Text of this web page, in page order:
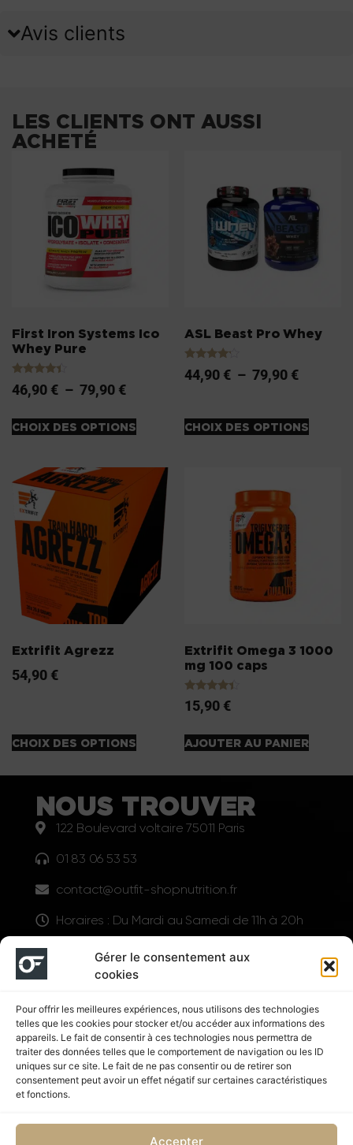
Gérer le consentement aux
cookies
Pour offrir les meilleures expériences, nous utilisons des technologies
telles que les cookies pour stocker et/ou accéder aux informations des
appareils. Le fait de consentir à ces technologies nous permettra de
traiter des données telles que le comportement de navigation ou les ID
uniques sur ce site. Le fait de ne pas consentir ou de retirer son
consentement peut avoir un effet négatif sur certaines caractéristiques
et fonctions.
Accepter
Avis clients
LES CLIENTS ONT AUSSI
ACHETÉ
First Iron Systems Ico
Whey Pure
Note
4.20
46,90 € – 79,90 €
CHOIX DES OPTIONS
ASL Beast Pro Whey
Note
4.00
44,90 € – 79,90 €
CHOIX DES OPTIONS
Extrifit Agrezz
54,90 €
CHOIX DES OPTIONS
Extrifit Omega 3 1000
mg 100 caps
Note
4.20
15,90 €
AJOUTER AU PANIER
NOUS TROUVER
122 Boulevard voltaire 75011 Paris
01 83 06 53 53
contact@outfit-shopnutrition.fr
Horaires : Du Mardi au Samedi de 11h à 20h
LIENS UTILES
Suivez nous